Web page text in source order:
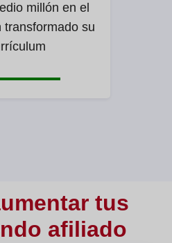
millón en el
transformado su
tus
afiliado